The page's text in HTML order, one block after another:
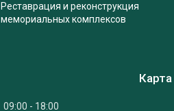
Реставрация и реконструкция
мемориальных комплексов
09:00
18:00
Карта